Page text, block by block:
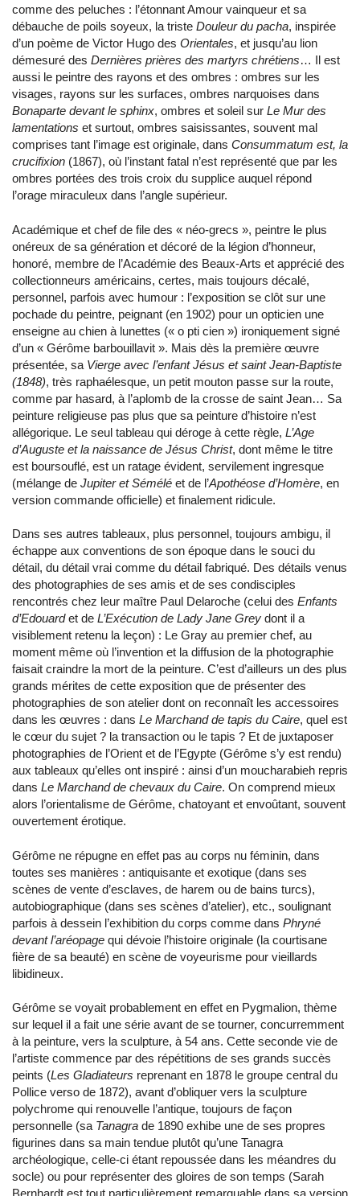
comme des peluches : l’étonnant Amour vainqueur et sa
débauche de poils soyeux, la triste Douleur du pacha, inspirée
d’un poème de Victor Hugo des Orientales, et jusqu’au lion
démesuré des Dernières prières des martyrs chrétiens… Il est
aussi le peintre des rayons et des ombres : ombres sur les
visages, rayons sur les surfaces, ombres narquoises dans
Bonaparte devant le sphinx, ombres et soleil sur Le Mur des
lamentations et surtout, ombres saisissantes, souvent mal
comprises tant l’image est originale, dans Consummatum est, la
crucifixion (1867), où l’instant fatal n’est représenté que par les
ombres portées des trois croix du supplice auquel répond
l’orage miraculeux dans l’angle supérieur.
Académique et chef de file des « néo-grecs », peintre le plus
onéreux de sa génération et décoré de la légion d’honneur,
honoré, membre de l’Académie des Beaux-Arts et apprécié des
collectionneurs américains, certes, mais toujours décalé,
personnel, parfois avec humour : l’exposition se clôt sur une
pochade du peintre, peignant (en 1902) pour un opticien une
enseigne au chien à lunettes (« o pti cien ») ironiquement signé
d’un « Gérôme barbouillavit ». Mais dès la première œuvre
présentée, sa Vierge avec l’enfant Jésus et saint Jean-Baptiste
(1848), très raphaélesque, un petit mouton passe sur la route,
comme par hasard, à l’aplomb de la crosse de saint Jean… Sa
peinture religieuse pas plus que sa peinture d’histoire n’est
allégorique. Le seul tableau qui déroge à cette règle, L’Age
d’Auguste et la naissance de Jésus Christ, dont même le titre
est boursouflé, est un ratage évident, servilement ingresque
(mélange de Jupiter et Sémélé et de l’Apothéose d’Homère, en
version commande officielle) et finalement ridicule.
Dans ses autres tableaux, plus personnel, toujours ambigu, il
échappe aux conventions de son époque dans le souci du
détail, du détail vrai comme du détail fabriqué. Des détails venus
des photographies de ses amis et de ses condisciples
rencontrés chez leur maître Paul Delaroche (celui des Enfants
d’Edouardet de L’Exécution de Lady Jane Grey dont il a
visiblement retenu la leçon) : Le Gray au premier chef, au
moment même où l’invention et la diffusion de la photographie
faisait craindre la mort de la peinture. C’est d’ailleurs un des plus
grands mérites de cette exposition que de présenter des
photographies de son atelier dont on reconnaît les accessoires
dans les œuvres : dans Le Marchand de tapis du Caire, quel est
le cœur du sujet ? la transaction ou le tapis ? Et de juxtaposer
photographies de l’Orient et de l’Egypte (Gérôme s’y est rendu)
aux tableaux qu’elles ont inspiré : ainsi d’un moucharabieh repris
dans Le Marchand de chevaux du Caire. On comprend mieux
alors l’orientalisme de Gérôme, chatoyant et envoûtant, souvent
ouvertement érotique.
Gérôme ne répugne en effet pas au corps nu féminin, dans
toutes ses manières : antiquisante et exotique (dans ses
scènes de vente d’esclaves, de harem ou de bains turcs),
autobiographique (dans ses scènes d’atelier), etc., soulignant
parfois à dessein l’exhibition du corps comme dans Phryné
devant l’aréopage qui dévoie l’histoire originale (la courtisane
fière de sa beauté) en scène de voyeurisme pour vieillards
libidineux.
Gérôme se voyait probablement en effet en Pygmalion, thème
sur lequel il a fait une série avant de se tourner, concurremment
à la peinture, vers la sculpture, à 54 ans. Cette seconde vie de
l’artiste commence par des répétitions de ses grands succès
peints (Les Gladiateurs reprenant en 1878 le groupe central du
Pollice verso de 1872), avant d’obliquer vers la sculpture
polychrome qui renouvelle l’antique, toujours de façon
personnelle (sa Tanagra de 1890 exhibe une de ses propres
figurines dans sa main tendue plutôt qu’une Tanagra
archéologique, celle-ci étant repoussée dans les méandres du
socle) ou pour représenter des gloires de son temps (Sarah
Bernhardt est tout particulièrement remarquable dans sa version